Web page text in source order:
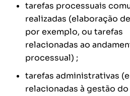
tarefas processuais
realizadas (elaboração
por exemplo, ou tarefas
relacionadas ao
processual) ;
tarefas administrativas
relacionadas à gestão do